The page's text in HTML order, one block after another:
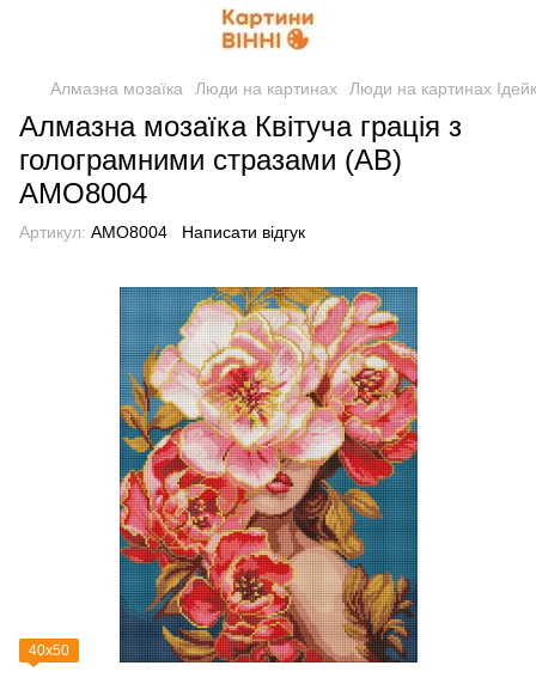
Алмазна мозаїка Люди на картинах Люди на картинах
Алмазна мозаїка Квітуча грація з
голограмними стразами (AB)
AMO8004
Артикул: AMO8004 Написати відгук
40х50